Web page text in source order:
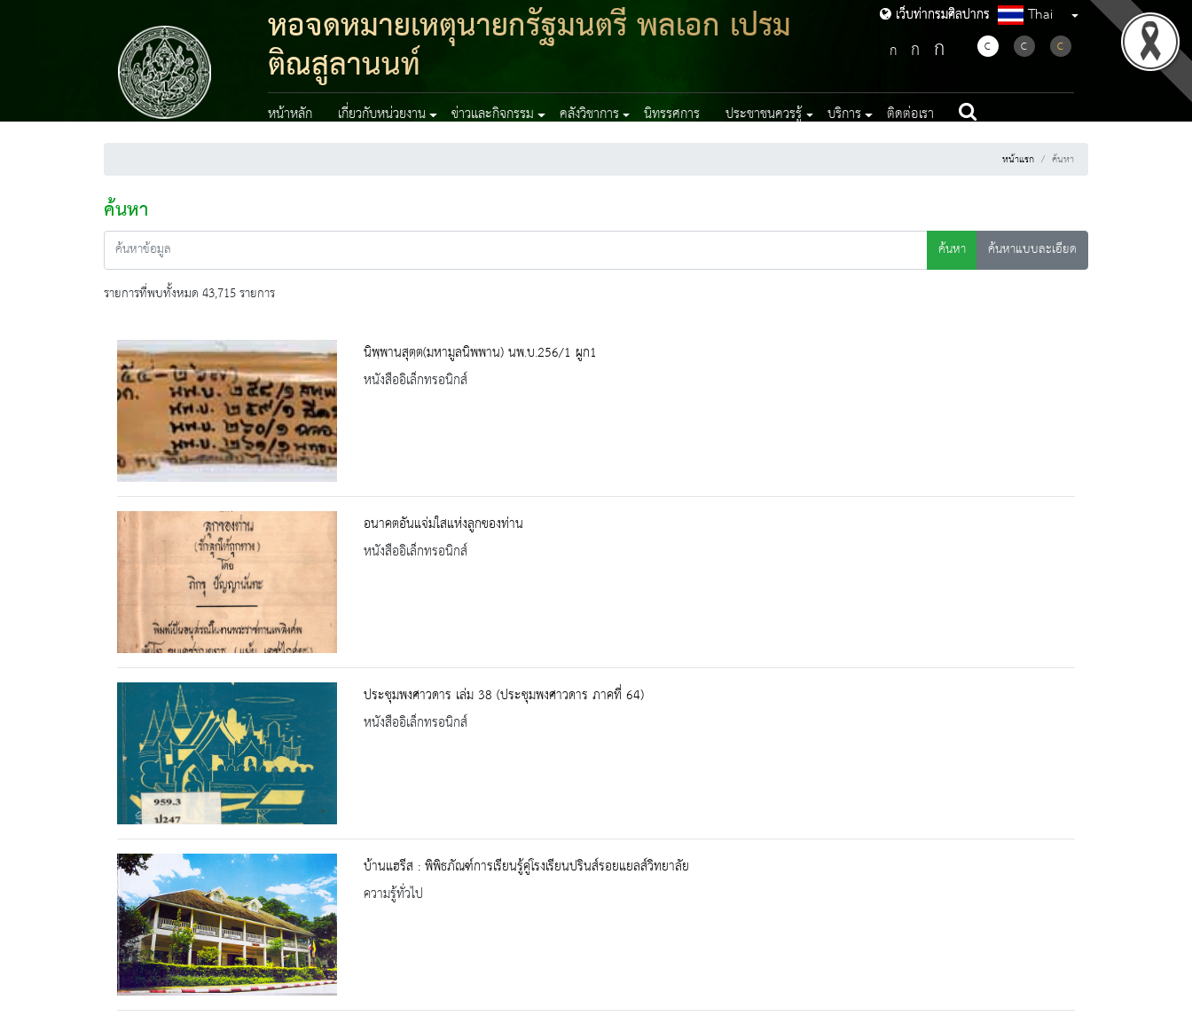
เว็บท่ากรมศิลปากร
หอจดหมายเหตุนายกรัฐมนตรี พลเอก เปรม
ติณสูลานนท์
เว็บท่ากรมศิลปากร Thai
ก ก ก C C C
หน้าหลัก เกี่ยวกับหน่วยงาน ข่าวและกิจกรรม คลังวิชาการ นิทรรศการ ประชาชนควรรู้ บริการ ติดต่อเรา
หน้าแรก ค้นหา
ค้นหา
ค้นหา
ค้นหาแบบละเอียด
รายการที่พบทั้งหมด 43,715 รายการ
นิพฺพานสุตฺต(มหามูลนิพพาน) นพ.บ.256/1 ผูก1
หนังสืออิเล็กทรอนิกส์
อนาคตอันแจ่มใสแห่งลูกของท่าน
หนังสืออิเล็กทรอนิกส์
ประชุมพงศาวดาร เล่ม 38 (ประชุมพงศาวดาร ภาคที่ 64)
หนังสืออิเล็กทรอนิกส์
บ้านแฮรีส : พิพิธภัณฑ์การเรียนรู้คู่โรงเรียนปรินส์รอยแยลส์วิทยาลัย
ความรู้ทั่วไป